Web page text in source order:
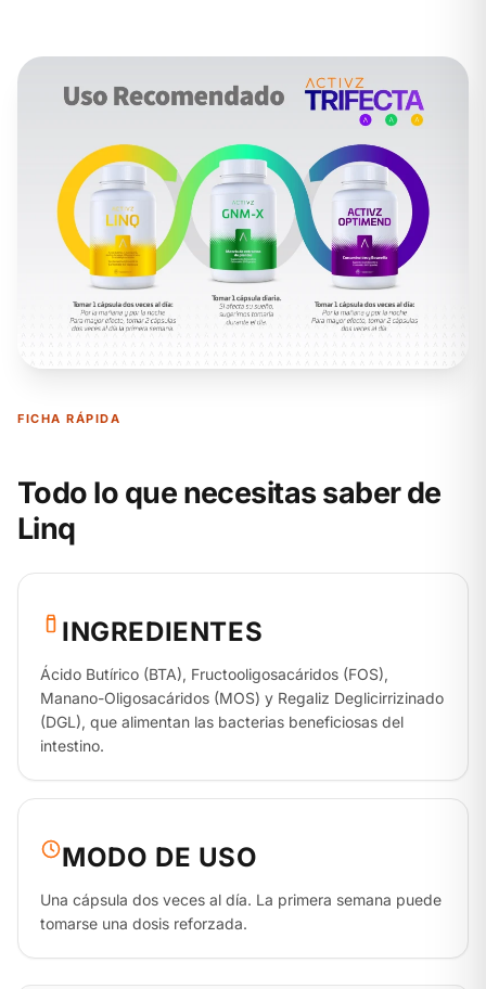
FICHA RÁPIDA
Todo lo que necesitas saber de
Linq
INGREDIENTES
Ácido Butírico (BTA), Fructooligosacáridos (FOS),
Manano-Oligosacáridos (MOS) y Regaliz Deglicirrizinado
(DGL), que alimentan las bacterias beneficiosas del
intestino.
MODO DE USO
Una cápsula dos veces al día. La primera semana puede
tomarse una dosis reforzada.